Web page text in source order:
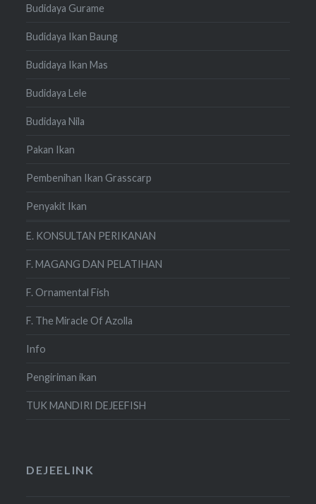
Budidaya Gurame
Budidaya Ikan Baung
Budidaya Ikan Mas
Budidaya Lele
Budidaya Nila
Pakan Ikan
Pembenihan Ikan Grasscarp
Penyakit Ikan
E. KONSULTAN PERIKANAN
F. MAGANG DAN PELATIHAN
F. Ornamental Fish
F. The Miracle Of Azolla
Info
Pengiriman ikan
TUK MANDIRI DEJEEFISH
DEJEELINK